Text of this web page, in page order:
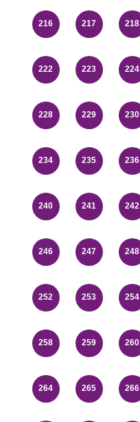
216 217 218
222 223 224
228 229 230
234 235 236
240 241 242
246 247 248
252 253 254
258 259 260
264 265 266